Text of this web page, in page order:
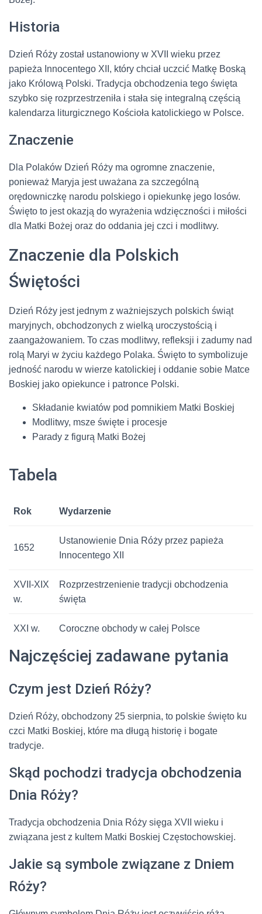
Historia
Dzień Róży został ustanowiony w XVII wieku przez
papieża Innocentego XII, który chciał uczcić Matkę Boską
jako Królową Polski. Tradycja obchodzenia tego święta
szybko się rozprzestrzeniła i stała się integralną częścią
kalendarza liturgicznego Kościoła katolickiego w Polsce.
Znaczenie
Dla Polaków Dzień Róży ma ogromne znaczenie,
ponieważ Maryja jest uważana za szczególną
orędowniczkę narodu polskiego i opiekunkę jego losów.
Święto to jest okazją do wyrażenia wdzięczności i miłości
dla Matki Bożej oraz do oddania jej czci i modlitwy.
Znaczenie dla Polskich
Świętości
Dzień Róży jest jednym z ważniejszych polskich świąt
maryjnych, obchodzonych z wielką uroczystością i
zaangażowaniem. To czas modlitwy, refleksji i zadumy nad
rolą Maryi w życiu każdego Polaka. Święto to symbolizuje
jedność narodu w wierze katolickiej i oddanie sobie Matce
Boskiej jako opiekunce i patronce Polski.
Składanie kwiatów pod pomnikiem Matki Boskiej
Modlitwy, msze święte i procesje
Parady z figurą Matki Bożej
Tabela
Rok Wydarzenie
1652
Ustanowienie Dnia Róży przez papieża
Innocentego XII
XVII-XIX
w.
Rozprzestrzenienie tradycji obchodzenia
święta
XXI w. Coroczne obchody w całej Polsce
Najczęściej zadawane pytania
Czym jest Dzień Róży?
Dzień Róży, obchodzony 25 sierpnia, to polskie święto ku
czci Matki Boskiej, które ma długą historię i bogate
tradycje.
Skąd pochodzi tradycja obchodzenia
Dnia Róży?
Tradycja obchodzenia Dnia Róży sięga XVII wieku i
związana jest z kultem Matki Boskiej Częstochowskiej.
Jakie są symbole związane z Dniem
Róży?